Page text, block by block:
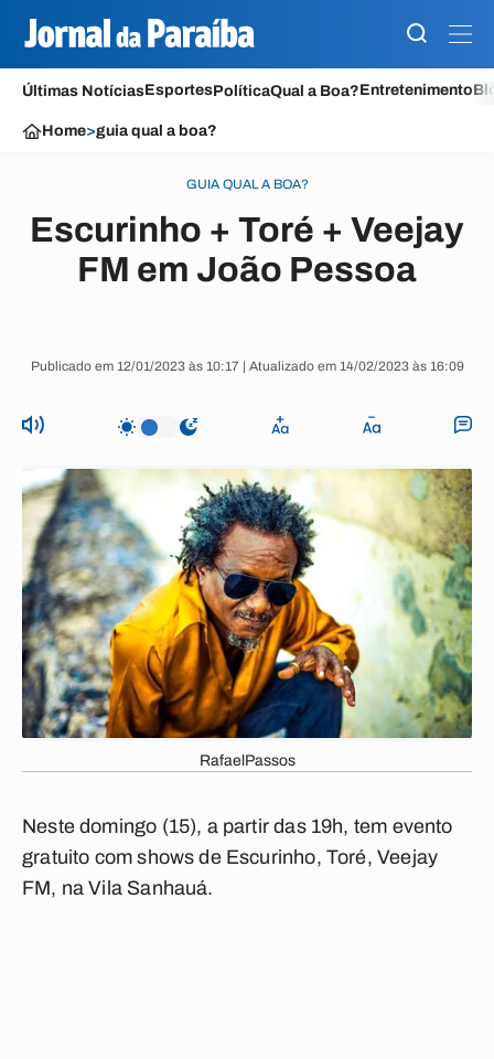
Últimas NotíciasEsportesPolíticaQual a Boa?Entretenimento
Home>guia qual a boa?
GUIA QUAL A BOA?
Escurinho + Toré + Veejay
FM em João Pessoa
Publicado em 12/01/2023 às 10:17 | Atualizado em 14/02/2023 às 16:09
RafaelPassos
Neste domingo (15), a partir das 19h, tem evento
gratuito com shows de Escurinho, Toré, Veejay
FM, na Vila Sanhauá.